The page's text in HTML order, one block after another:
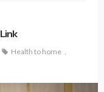
Health to home